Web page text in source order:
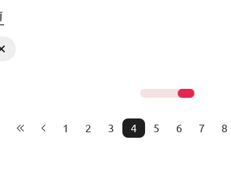
1 2 3 4 5 6 7 8